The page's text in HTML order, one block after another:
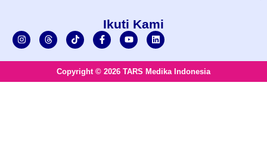
Ikuti Kami
Copyright © 2026 TARS Medika Indonesia